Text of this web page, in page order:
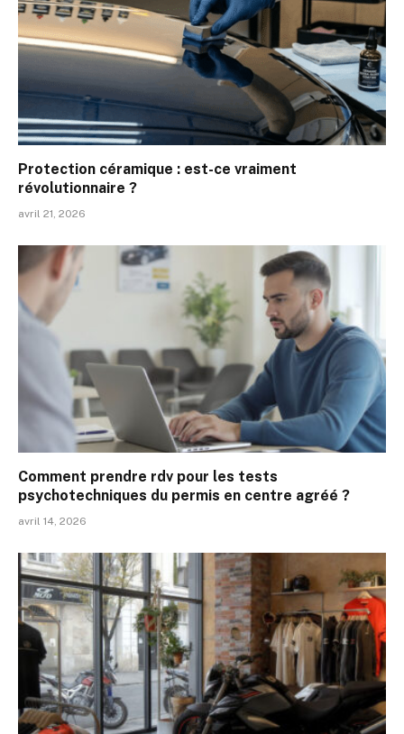
Protection céramique : est-ce vraiment
révolutionnaire ?
avril 21, 2026
Comment prendre rdv pour les tests
psychotechniques du permis en centre agréé ?
avril 14, 2026